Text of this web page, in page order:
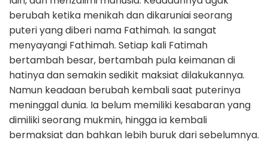
berubah ketika menikah dan dikaruniai seorang
puteri yang diberi nama Fathimah. Ia sangat
menyayangi Fathimah. Setiap kali Fatimah
bertambah besar, bertambah pula keimanan di
hatinya dan semakin sedikit maksiat dilakukannya.
Namun keadaan berubah kembali saat puterinya
meninggal dunia. Ia belum memiliki kesabaran yang
dimiliki seorang mukmin, hingga ia kembali
bermaksiat dan bahkan lebih buruk dari sebelumnya.